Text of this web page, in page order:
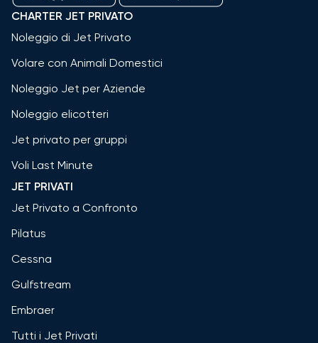
CHARTER JET PRIVATO
Noleggio di Jet Privato
Volare con Animali Domestici
Noleggio Jet per Aziende
Noleggio elicotteri
Jet privato per gruppi
Voli Last Minute
JET PRIVATI
Jet Privato a Confronto
Pilatus
Cessna
Gulfstream
Embraer
Tutti i Jet Privati